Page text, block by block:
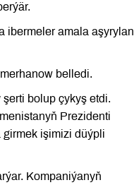
ibermeler amala aşyrylan
belledi.
bolup çykyş etdi.
Prezidenti
işimizi düýpli
Kompaniýanyň